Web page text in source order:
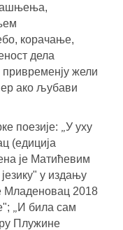
корачање,
дела
жели
ако љубави
поезије: „У уху
(едиција
је Матићевим
у издању
Младеновац 2018
„И била сам
Плужине